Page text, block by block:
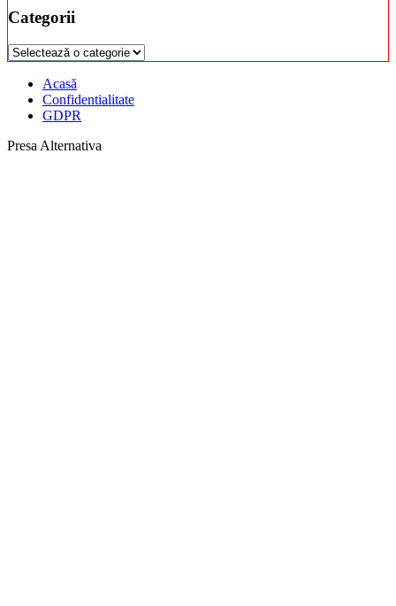
Categorii
Categorii
Acasă
Confidentialitate
GDPR
Presa Alternativa